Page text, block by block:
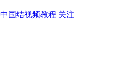
中国结视频教程 关注